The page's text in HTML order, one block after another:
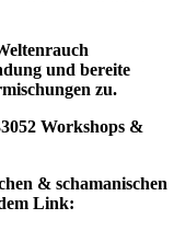
und bereite
zu.
Workshops &
& schamanischen
Link: